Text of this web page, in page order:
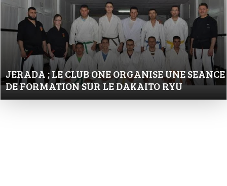
JERADA ; LE CLUB ONE ORGANISE UNE SEANCE
DE FORMATION SUR LE DAKAITO RYU